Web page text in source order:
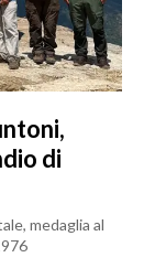
di
medaglia al